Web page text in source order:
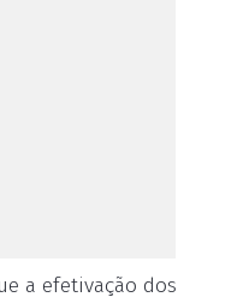
a efetivação dos